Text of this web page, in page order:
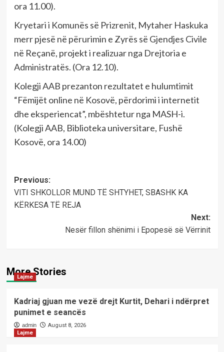
ora 11.00).
Kryetari i Komunës së Prizrenit, Mytaher Haskuka
merr pjesë në përurimin e Zyrës së Gjendjes Civile
në Reçanë, projekt i realizuar nga Drejtoria e
Administratës. (Ora 12.10).
Kolegji AAB prezanton rezultatet e hulumtimit
“Fëmijët online në Kosovë, përdorimi i internetit
dhe eksperiencat”, mbështetur nga MASH-i.
(Kolegji AAB, Biblioteka universitare, Fushë
Kosovë, ora 14.00)
Post
navigation
Previous:
VITI SHKOLLOR MUND TË SHTYHET, SBASHK KA
KËRKESA TË REJA
Next:
Nesër fillon shënimi i Epopesë së Vërrinit
More Stories
Lajme
Kadriaj gjuan me vezë drejt Kurtit, Dehari i ndërpret
punimet e seancës
admin
August 8, 2026
Lajme